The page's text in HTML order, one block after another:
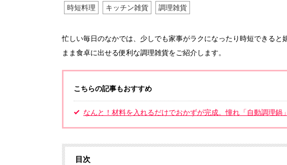
時短料理 キッチン雑貨 調理雑貨
忙しい毎日のなかでは、少しでも家事がラクになったり時短できる
まま食卓に出せる便利な調理雑貨をご紹介します。
こちらの記事もおすすめ
なんと！材料を入れるだけでおかずが完成。憧れ「自動調理鍋
目次